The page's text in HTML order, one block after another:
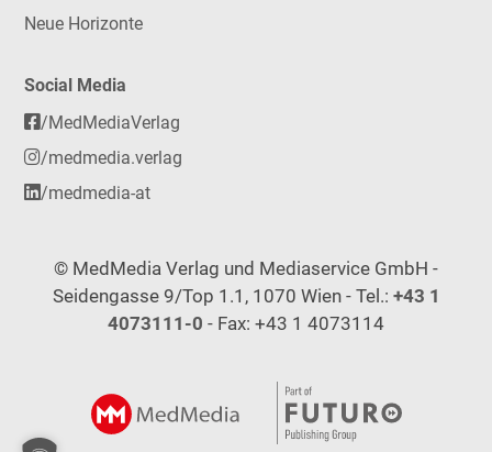
Neue Horizonte
Social Media
/MedMediaVerlag
/medmedia.verlag
/medmedia-at
© MedMedia Verlag und Mediaservice GmbH -
Seidengasse 9/Top 1.1, 1070 Wien - Tel.: +43 1
4073111-0 - Fax: +43 1 4073114